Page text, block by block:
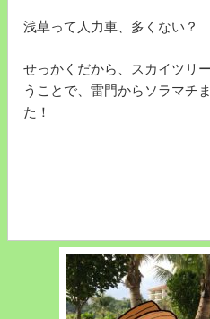
浅草って人力車、多くない？
せっかくだから、スカイツリ
うことで、雷門からソラマチ
た！